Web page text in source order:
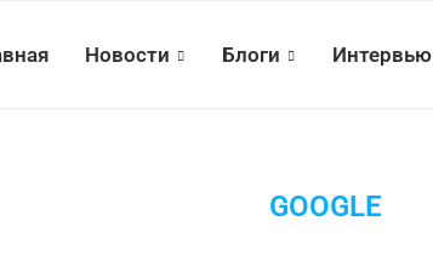
Новости Блоги Интервью
GOOGLE